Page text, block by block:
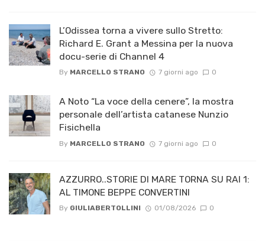
L’Odissea torna a vivere sullo Stretto:
Richard E. Grant a Messina per la nuova
docu-serie di Channel 4
By MARCELLO STRANO 7 giorni ago 0
A Noto “La voce della cenere”, la mostra
personale dell’artista catanese Nunzio
Fisichella
By MARCELLO STRANO 7 giorni ago 0
AZZURRO..STORIE DI MARE TORNA SU RAI 1:
AL TIMONE BEPPE CONVERTINI
By GIULIABERTOLLINI 01/08/2026 0